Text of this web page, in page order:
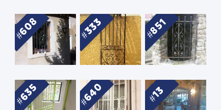
608 333 851
635 640 13